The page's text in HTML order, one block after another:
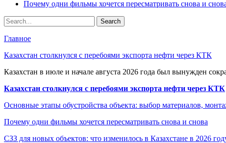
Почему одни фильмы хочется пересматривать снова и
Главное
Казахстан столкнулся с перебоями экспорта нефти через КТК
Казахстан в июле и начале августа 2026 года был вынужден
Казахстан столкнулся с перебоями экспорта нефти через КТК
Основные этапы обустройства объекта: выбор материалов,
Почему одни фильмы хочется пересматривать снова и снова
СЗЗ для новых объектов: что изменилось в Казахстане в 2026